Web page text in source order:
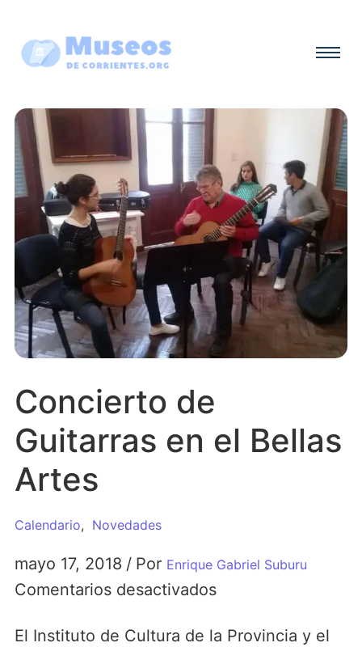
Concierto de
Guitarras en el Bellas
Artes
Calendario, Novedades
mayo 17, 2018 / Por Enrique Gabriel Suburu
Comentarios desactivados
El Instituto de Cultura de la Provincia y el